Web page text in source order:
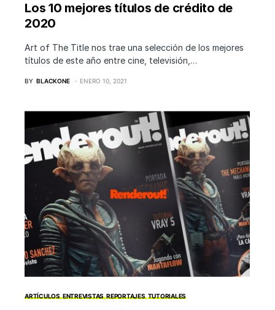
Los 10 mejores títulos de crédito de
2020
Art of The Title nos trae una selección de los mejores
títulos de este año entre cine, televisión,…
BY BLACKONE ENERO 10, 2021
ARTÍCULOS ENTREVISTAS REPORTAJES TUTORIALES